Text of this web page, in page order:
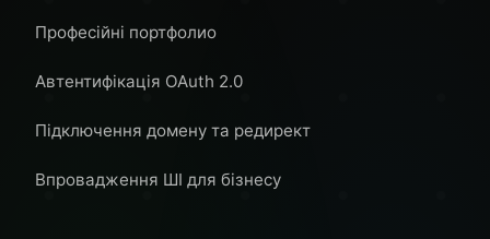
Професійні портфолио
Автентифікація OAuth 2.0
Підключення домену та редирект
Впровадження ШІ для бізнесу